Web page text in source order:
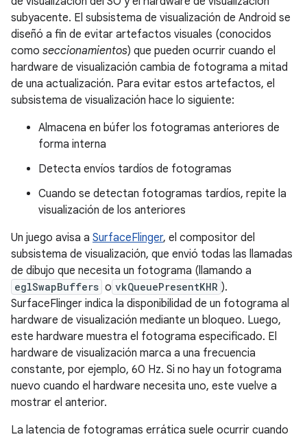
subyacente. El subsistema de visualización de Android se
diseñó a fin de evitar artefactos visuales (conocidos
como seccionamientos) que pueden ocurrir cuando el
hardware de visualización cambia de fotograma a mitad
de una actualización. Para evitar estos artefactos, el
subsistema de visualización hace lo siguiente:
Almacena en búfer los fotogramas anteriores de
forma interna
Detecta envíos tardíos de fotogramas
Cuando se detectan fotogramas tardíos, repite la
visualización de los anteriores
Un juego avisa a SurfaceFlinger, el compositor del
subsistema de visualización, que envió todas las llamadas
de dibujo que necesita un fotograma (llamando a
eglSwapBuffers o vkQueuePresentKHR ).
SurfaceFlinger indica la disponibilidad de un fotograma al
hardware de visualización mediante un bloqueo. Luego,
este hardware muestra el fotograma especificado. El
hardware de visualización marca a una frecuencia
constante, por ejemplo, 60 Hz. Si no hay un fotograma
nuevo cuando el hardware necesita uno, este vuelve a
mostrar el anterior.
La latencia de fotogramas errática suele ocurrir cuando